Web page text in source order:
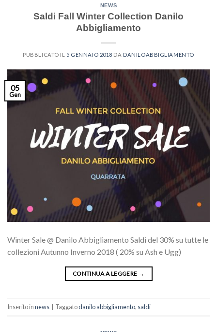
NEWS
Saldi Fall Winter Collection Danilo
Abbigliamento
PUBBLICATO IL 5 GENNAIO 2018 DA DANILOABBIGLIAMENTO
05
Gen
Winter Sale @ Danilo Abbigliamento Saldi del 30% su tutte le
collezioni Autunno Inverno 2018 ( 20% su Ash e Ugg)
CONTINUA A LEGGERE →
Inserito innews Taggatodanilo abbigliamento, saldi